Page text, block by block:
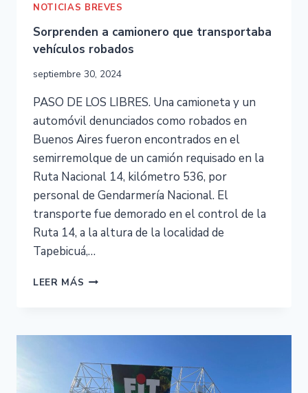
NOTICIAS BREVES
Sorprenden a camionero que transportaba
vehículos robados
septiembre 30, 2024
PASO DE LOS LIBRES. Una camioneta y un
automóvil denunciados como robados en
Buenos Aires fueron encontrados en el
semirremolque de un camión requisado en la
Ruta Nacional 14, kilómetro 536, por
personal de Gendarmería Nacional. El
transporte fue demorado en el control de la
Ruta 14, a la altura de la localidad de
Tapebicuá,…
LEER MÁS